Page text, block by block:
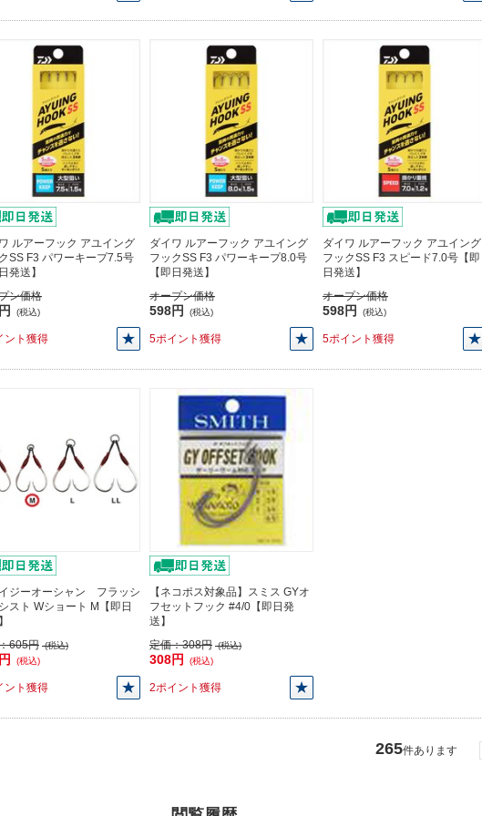
ルアーフック アユイング
SS F3 パワーキープ7.5号
発送】
ン価格
(税込)
ント獲得
ダイワ ルアーフック アユイング
フックSS F3 パワーキープ8.0号
【即日発送】
オープン価格
598円 (税込)
5ポイント獲得
ダイワ ルアーフック アユイング
フックSS F3 スピード7.0号【即
日発送】
オープン価格
598円 (税込)
5ポイント獲得
ジーオーシャン フラッシ
スト Wショート M【即日
605円 (税込)
(税込)
ント獲得
【ネコポス対象品】スミス GYオ
フセットフック #4/0【即日発
送】
定価：308円 (税込)
308円 (税込)
2ポイント獲得
265件あります